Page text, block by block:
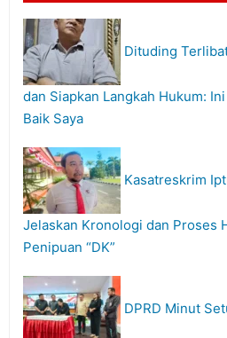
Dituding
dan Siapkan Langkah Hukum:
Baik Saya
Kasatreskrim
Jelaskan Kronologi dan Proses
Penipuan “DK”
DPRD Minut